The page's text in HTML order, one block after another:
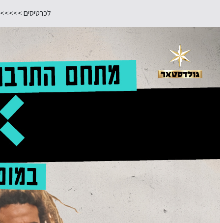
לכרטיסים >>>>>